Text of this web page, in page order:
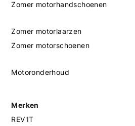
Zomer motorhandschoenen
Zomer motorlaarzen
Zomer motorschoenen
Motoronderhoud
Merken
REV'IT